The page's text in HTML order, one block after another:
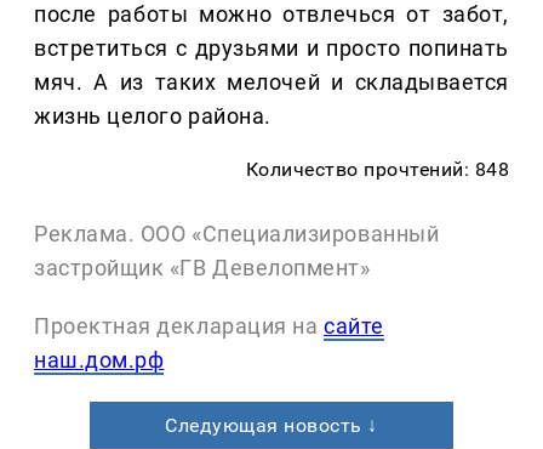
после работы можно отвлечься от забот,
встретиться с друзьями и просто попинать
мяч. А из таких мелочей и складывается
жизнь целого района.
Количество прочтений: 848
Реклама. ООО «Специализированный
застройщик «ГВ Девелопмент»
Проектная декларация на сайте
наш.дом.рф
Следующая новость ↓